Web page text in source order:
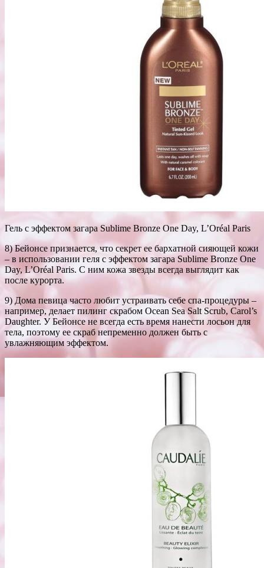
Гель с эффектом загара Sublime Bronze One Day, L’Oréal Paris
8) Бейонсе признается, что секрет ее бархатной сияющей кожи
– в использовании геля с эффектом загара Sublime Bronze One
Day, L’Oréal Paris. С ним кожа звезды всегда выглядит как
после курорта.
9) Дома певица часто любит устраивать себе спа-процедуры –
например, делает пилинг скрабом Ocean Sea Salt Scrub, Carol’s
Daughter. У Бейонсе не всегда есть время нанести лосьон для
тела, поэтому ее скраб непременно должен быть с
увлажняющим эффектом.